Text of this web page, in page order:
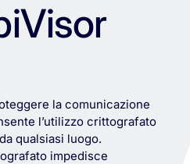
la comunicazione
l’utilizzo crittografato
qualsiasi luogo.
impedisce